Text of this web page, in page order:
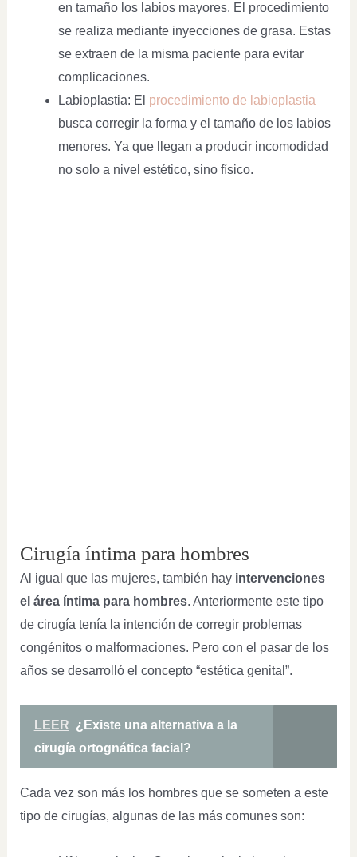
en tamaño los labios mayores. El procedimiento
se realiza mediante inyecciones de grasa. Estas
se extraen de la misma paciente para evitar
complicaciones.
Labioplastia: El procedimiento de labioplastia
busca corregir la forma y el tamaño de los labios
menores. Ya que llegan a producir incomodidad
no solo a nivel estético, sino físico.
Cirugía íntima para hombres
Al igual que las mujeres, también hay intervenciones
el área íntima para hombres. Anteriormente este tipo
de cirugía tenía la intención de corregir problemas
congénitos o malformaciones. Pero con el pasar de los
años se desarrolló el concepto “estética genital”.
LEER ¿Existe una alternativa a la
cirugía ortognática facial?
Cada vez son más los hombres que se someten a este
tipo de cirugías, algunas de las más comunes son: